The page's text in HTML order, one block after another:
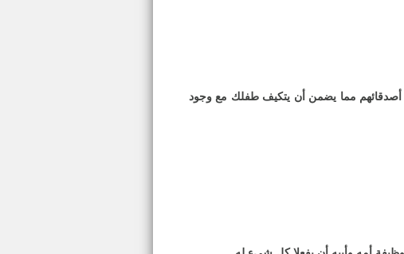
أصدقائهم مما يضمن أن يتكيف طفلك مع وجود